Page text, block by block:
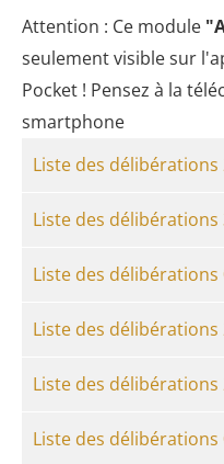
Attention : Ce module
seulement visible sur
Pocket ! Pensez à la
smartphone
Liste des délibérations
Liste des délibérations
Liste des délibérations
Liste des délibérations
Liste des délibérations
Liste des délibérations